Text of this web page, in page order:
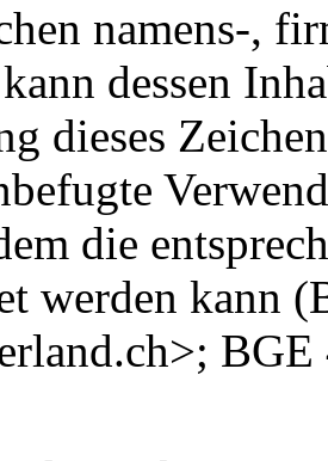
namens-,
dessen
dieses
die
werden kann